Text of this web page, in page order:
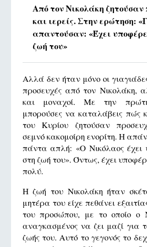
Από τον Νικολάκη ζητούσαν
και ιερείς. Στην ερώτηση:
απαντούσαν: «Έχει
ζωή του»
Αλλά δεν ήταν μόνο οι
προσευχές από τον Νικολάκη,
και μοναχοί. Με την
μπορούσες να καταλάβεις πώς
του Κυρίου ζητούσαν
σεμνό κακομοίρη ενορίτη. Η
πάντα απλή: «Ο Νικόλαος έχει
στη ζωή του». Όντως, έχει
πολύ.
Η ζωή του Νικολάκη ήταν
μητέρα του είχε πεθάνει
του προσώπου, με το οποίο ο
αναγκασμένος να ζει μαζί για
ζωής του. Αυτό το γεγονός το